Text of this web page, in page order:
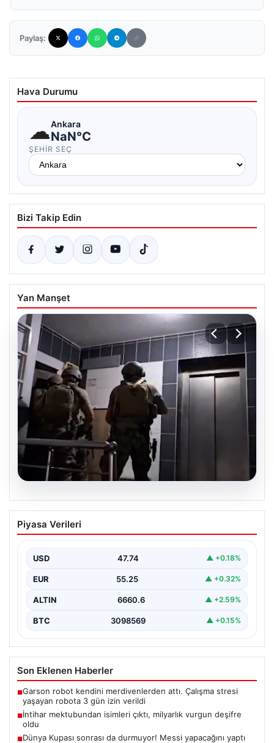
Paylaş:
Hava Durumu
☁Ankara
NaN°C
ŞEHIR SEÇ
Bizi Takip Edin
Yan Manşet
İntihar mektubundan isimleri çıktı,
milyarlık vurgun deşifre oldu
Tefecilik Şebekesi Çözüldü", "content": "Elazığ'da
yaşanan trajik…
Piyasa Verileri
USD 47.74 ▲ +0.18%
EUR 55.25 ▲ +0.32%
ALTIN 6660.6 ▲ +2.59%
BTC 3098569 ▲ +0.15%
Son Eklenen Haberler
■Garson robot kendini merdivenlerden attı. Çalışma stresi
yaşayan robota 3 gün izin verildi
■İntihar mektubundan isimleri çıktı, milyarlık vurgun deşifre
oldu
■Dünya Kupası sonrası da durmuyor! Messi yapacağını yaptı